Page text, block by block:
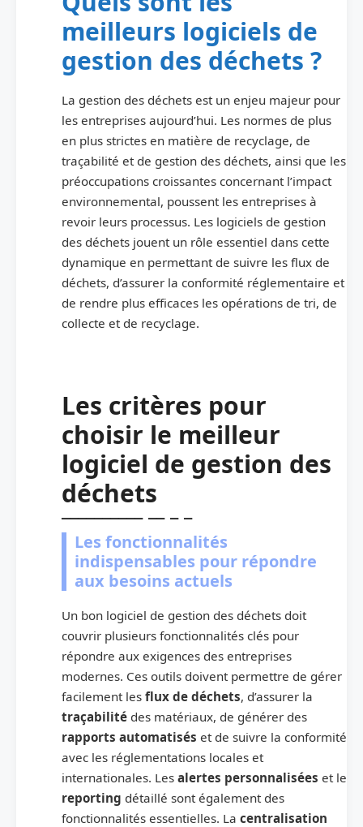
meilleurs logiciels de
gestion des déchets ?
La gestion des déchets est un enjeu majeur pour
les entreprises aujourd’hui. Les normes de plus
en plus strictes en matière de recyclage, de
traçabilité et de gestion des déchets, ainsi que les
préoccupations croissantes concernant l’impact
environnemental, poussent les entreprises à
revoir leurs processus. Les logiciels de gestion
des déchets jouent un rôle essentiel dans cette
dynamique en permettant de suivre les flux de
déchets, d’assurer la conformité réglementaire et
de rendre plus efficaces les opérations de tri, de
collecte et de recyclage.
Les critères pour
choisir le meilleur
logiciel de gestion des
déchets
Les fonctionnalités
indispensables pour répondre
aux besoins actuels
Un bon logiciel de gestion des déchets doit
couvrir plusieurs fonctionnalités clés pour
répondre aux exigences des entreprises
modernes. Ces outils doivent permettre de gérer
facilement les flux de déchets, d’assurer la
traçabilité des matériaux, de générer des
rapports automatisés et de suivre la conformité
avec les réglementations locales et
internationales. Les alertes personnalisées et le
reporting détaillé sont également des
fonctionnalités essentielles. La centralisation